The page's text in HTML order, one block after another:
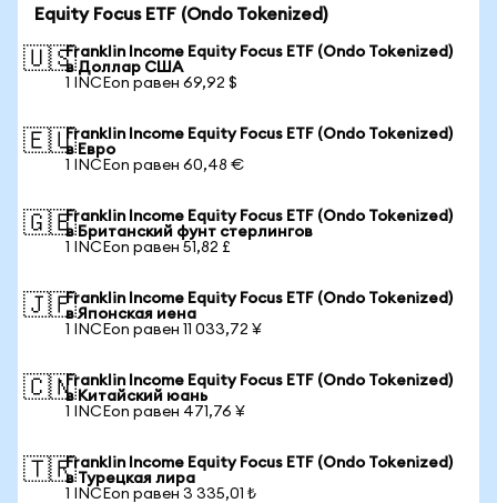
Equity Focus ETF (Ondo Tokenized)
🇺🇸Franklin Income Equity Focus ETF (Ondo Tokenized)
в Доллар США
1 INCEon равен 69,92 $
🇪🇺Franklin Income Equity Focus ETF (Ondo Tokenized)
в Евро
1 INCEon равен 60,48 €
🇬🇧Franklin Income Equity Focus ETF (Ondo Tokenized)
в Британский фунт стерлингов
1 INCEon равен 51,82 £
🇯🇵Franklin Income Equity Focus ETF (Ondo Tokenized)
в Японская иена
1 INCEon равен 11 033,72 ¥
🇨🇳Franklin Income Equity Focus ETF (Ondo Tokenized)
в Китайский юань
1 INCEon равен 471,76 ¥
🇹🇷Franklin Income Equity Focus ETF (Ondo Tokenized)
в Турецкая лира
1 INCEon равен 3 335,01 ₺